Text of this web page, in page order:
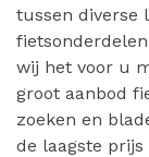
tussen diverse
wij het voor u
groot aanbod
zoeken en
de laagste